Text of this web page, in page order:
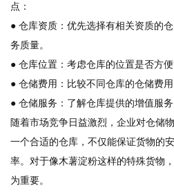
点：
● 仓库资质：优先选择有相关资质的
务质量。
● 仓库位置：考虑仓库的位置是否方便
● 仓储费用：比较不同仓库的仓储费用
● 仓储服务：了解仓库提供的增值服
随着市场竞争日益激烈，企业对仓储
一个合适的仓库，不仅能保证货物的
率。对于像木薯淀粉这样的特殊货物
为重要。